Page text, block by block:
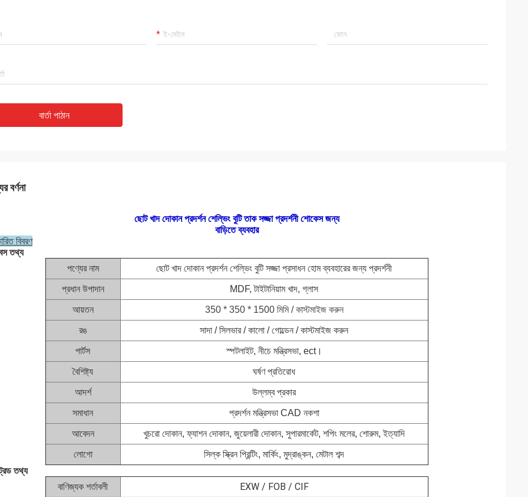
বার্তা পাঠান
বর্ণনা
ছোট খাদ দোকান প্রদর্শন শেল্ভিং বুটি তাক সজ্জা প্রদর্শনী শোকেস জন্য
বাড়িতে ব্যবহার
বিবরণ
তথ্য
পণ্যের নাম ছোট খাদ দোকান প্রদর্শন শেল্ভিং বুটি সজ্জা প্রসাধন হোম ব্যবহারের জন্য প্রদর্শনী
প্রধান উপাদান MDF, টাইটানিয়াম খাদ, গ্লাস
আয়তন 350 * 350 * 1500 মিমি / কাস্টমাইজ করুন
রঙ সাদা / সিলভার / কালো / গোল্ডেন / কাস্টমাইজ করুন
পার্টস স্পটলাইট, নীচে মন্ত্রিসভা, ect।
বৈশিষ্ট্য ঘর্ষণ প্রতিরোধ
আদর্শ উল্লম্ব প্রকার
সমাধান প্রদর্শন মন্ত্রিসভা CAD নকশা
আবেদন খুচরো দোকান, ফ্যাশন দোকান, জুয়েলারী দোকান, সুপারমার্কেট, শপিং মলের, শোরুম, ইত্যাদি
লোগো সিল্ক স্ক্রিন প্রিন্টিং, মার্কিং, মুদ্রাঙ্কন, মেটাল শব্দ
তথ্য
বাণিজ্যক শর্তাবলী
EXW / FOB / CIF